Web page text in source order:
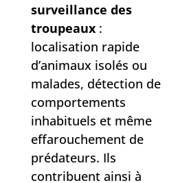
surveillance des
troupeaux :
localisation rapide
d’animaux isolés ou
malades, détection de
comportements
inhabituels et même
effarouchement de
prédateurs. Ils
contribuent ainsi à